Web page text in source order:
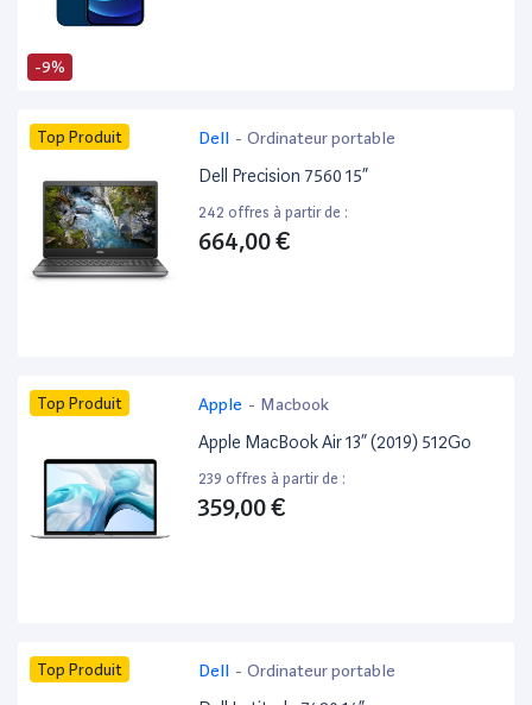
-9%
Top Produit Dell - Ordinateur portable
Dell Precision 7560 15”
242 offres à partir de :
664,00 €
Top Produit Apple - Macbook
Apple MacBook Air 13” (2019) 512Go
239 offres à partir de :
359,00 €
Top Produit Dell - Ordinateur portable